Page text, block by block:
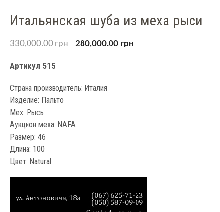
Итальянская шуба из меха рыси
330,000.00грн 280,000.00 грн
Артикул 515
Страна производитель: Италия
Изделие: Пальто
Мех: Рысь
Аукцион меха: NAFA
Размер: 46
Длина: 100
Цвет: Natural